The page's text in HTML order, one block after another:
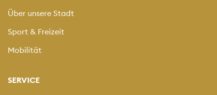
Über unsere Stadt
Sport & Freizeit
Mobilität
SERVICE